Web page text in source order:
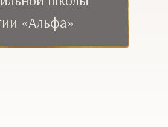
«Альфа»